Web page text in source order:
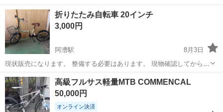
折りたたみ自転車 20インチ
3,000円
阿漕駅
8月3日
現状販売になります。 整備する必要はあります。 現物確認してから決
めていただいても大丈夫です。
三重 津市 阿漕駅 折りたたみ自転車
高級フルサス軽量MTB COMMENCAL
50,000円
オンライン決済